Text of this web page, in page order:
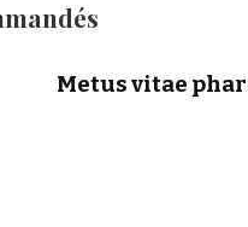
Metus vitae